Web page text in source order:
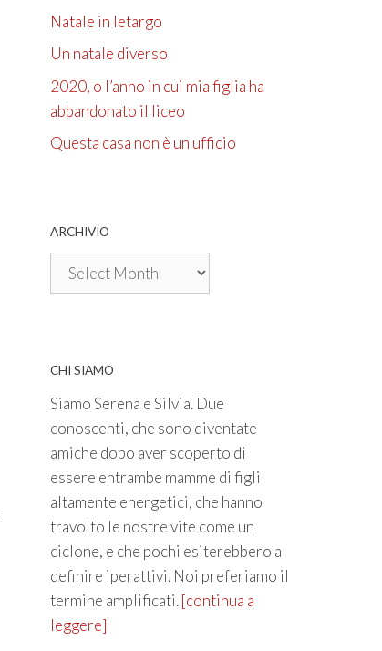
Natale in letargo
Un natale diverso
2020, o l’anno in cui mia figlia ha
abbandonato il liceo
Questa casa non è un ufficio
ARCHIVIO
Archivio
CHI SIAMO
Siamo Serena e Silvia. Due
conoscenti, che sono diventate
amiche dopo aver scoperto di
essere entrambe mamme di figli
altamente energetici, che hanno
travolto le nostre vite come un
ciclone, e che pochi esiterebbero a
definire iperattivi. Noi preferiamo il
termine amplificati.[continua a
leggere]